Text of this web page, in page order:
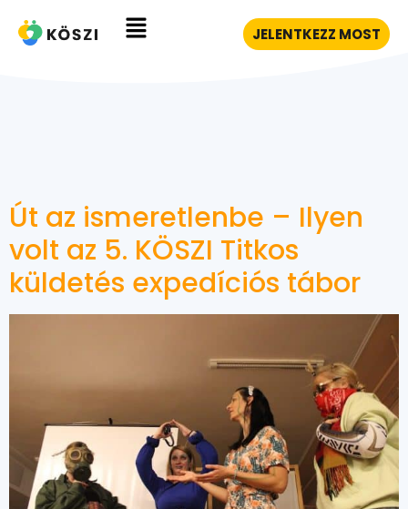
JELENTKEZZ MOST
Út az ismeretlenbe – Ilyen
volt az 5. KÖSZI Titkos
küldetés expedíciós tábor